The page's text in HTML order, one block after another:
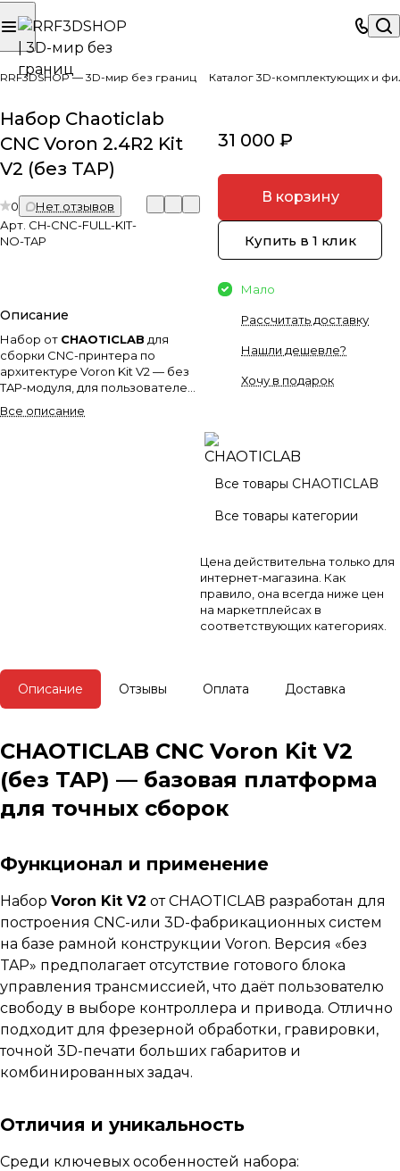
RRF3DSHOP — 3D-мир без границ Каталог 3D-комплектующих и
Набор Chaoticlab
CNC Voron 2.4R2 Kit
V2 (без TAP)
0
Нет отзывов
Арт. CH-CNC-FULL-KIT-
NO-TAP
Описание
Набор от CHAOTICLAB для
сборки CNC-принтера по
архитектуре Voron Kit V2 — без
TAP-модуля, для пользователей,
кастомизацию. Идеален для тех,
Все описание
31 000 ₽
В корзину
Купить в 1 клик
Мало
Рассчитать доставку
Нашли дешевле?
Хочу в подарок
Все товары CHAOTICLAB
Все товары категории
Цена действительна только для
интернет-магазина. Как
правило, она всегда ниже цен
на маркетплейсах в
соответствующих категориях.
Описание Отзывы Оплата Доставка
CHAOTICLAB CNC Voron Kit V2
(без TAP) — базовая платформа
для точных сборок
Функционал и применение
Набор Voron Kit V2 от CHAOTICLAB разработан для
построения CNC-или 3D-фабрикационных систем
на базе рамной конструкции Voron. Версия «без
TAP» предполагает отсутствие готового блока
управления трансмиссией, что даёт пользователю
свободу в выборе контроллера и привода. Отлично
подходит для фрезерной обработки, гравировки,
точной 3D-печати больших габаритов и
комбинированных задач.
Отличия и уникальность
Среди ключевых особенностей набора: